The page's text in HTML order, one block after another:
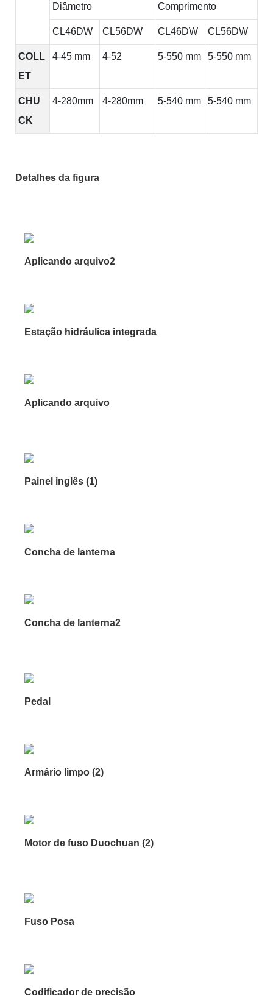
Diâmetro Comprimento
CL46DW CL56DW CL46DW CL56DW
COLL
ET
4-45 mm 4-52 5-550 mm 5-550 mm
CHU
CK
4-280mm 4-280mm 5-540 mm 5-540 mm
Detalhes da figura
Aplicando arquivo2
Estação hidráulica integrada
Aplicando arquivo
Painel inglês (1)
Concha de lanterna
Concha de lanterna2
Pedal
Armário limpo (2)
Motor de fuso Duochuan (2)
Fuso Posa
Codificador de precisão